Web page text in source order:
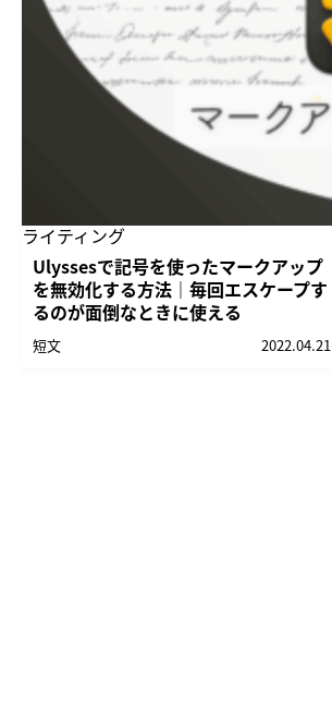
ライティング
Ulyssesで記号を使ったマークアップ
を無効化する方法｜毎回エスケープす
るのが面倒なときに使える
短文 2022.04.21